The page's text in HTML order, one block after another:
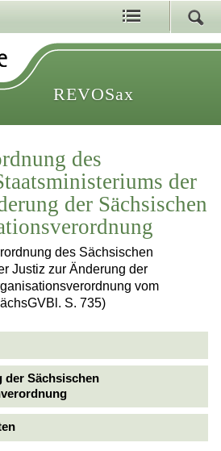
REVOSax
des
der
der Sächsischen
des Sächsischen
Justiz zur Änderung der
vom
S. 735)
der Sächsischen